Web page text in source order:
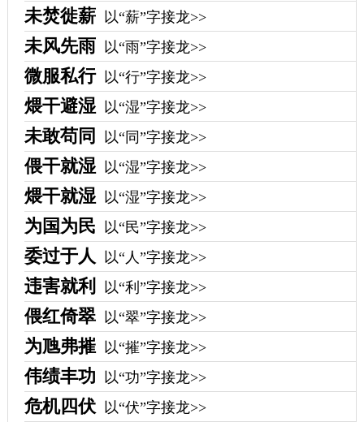
未焚徙薪 以“薪”字接龙>>
未风先雨 以“雨”字接龙>>
微服私行 以“行”字接龙>>
煨干避湿 以“湿”字接龙>>
未敢苟同 以“同”字接龙>>
偎干就湿 以“湿”字接龙>>
煨干就湿 以“湿”字接龙>>
为国为民 以“民”字接龙>>
委过于人 以“人”字接龙>>
违害就利 以“利”字接龙>>
偎红倚翠 以“翠”字接龙>>
为虺弗摧 以“摧”字接龙>>
伟绩丰功 以“功”字接龙>>
危机四伏 以“伏”字接龙>>